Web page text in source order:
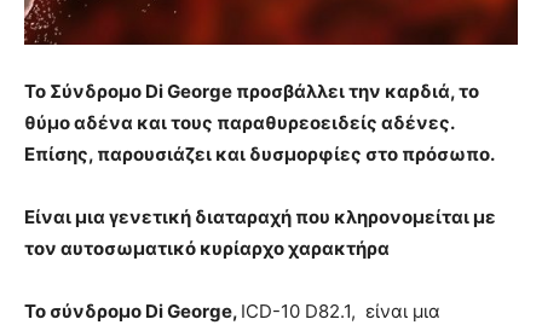
Το Σύνδρομο Di George προσβάλλει την καρδιά, το
θύμο αδένα και τους παραθυρεοειδείς αδένες.
Επίσης, παρουσιάζει και δυσμορφίες στο πρόσωπο.
Είναι μια γενετική διαταραχή που κληρονομείται με
τον αυτοσωματικό κυρίαρχο χαρακτήρα
To σύνδρομο Di George, ICD-10 D82.1, είναι μια